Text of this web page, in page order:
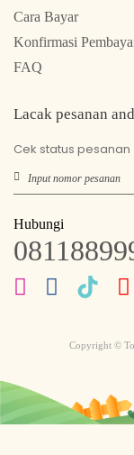
Cara Bayar
Konfirmasi
FAQ
Lacak pesanan
Cek status pesanan
Hubungi
Copyright ©